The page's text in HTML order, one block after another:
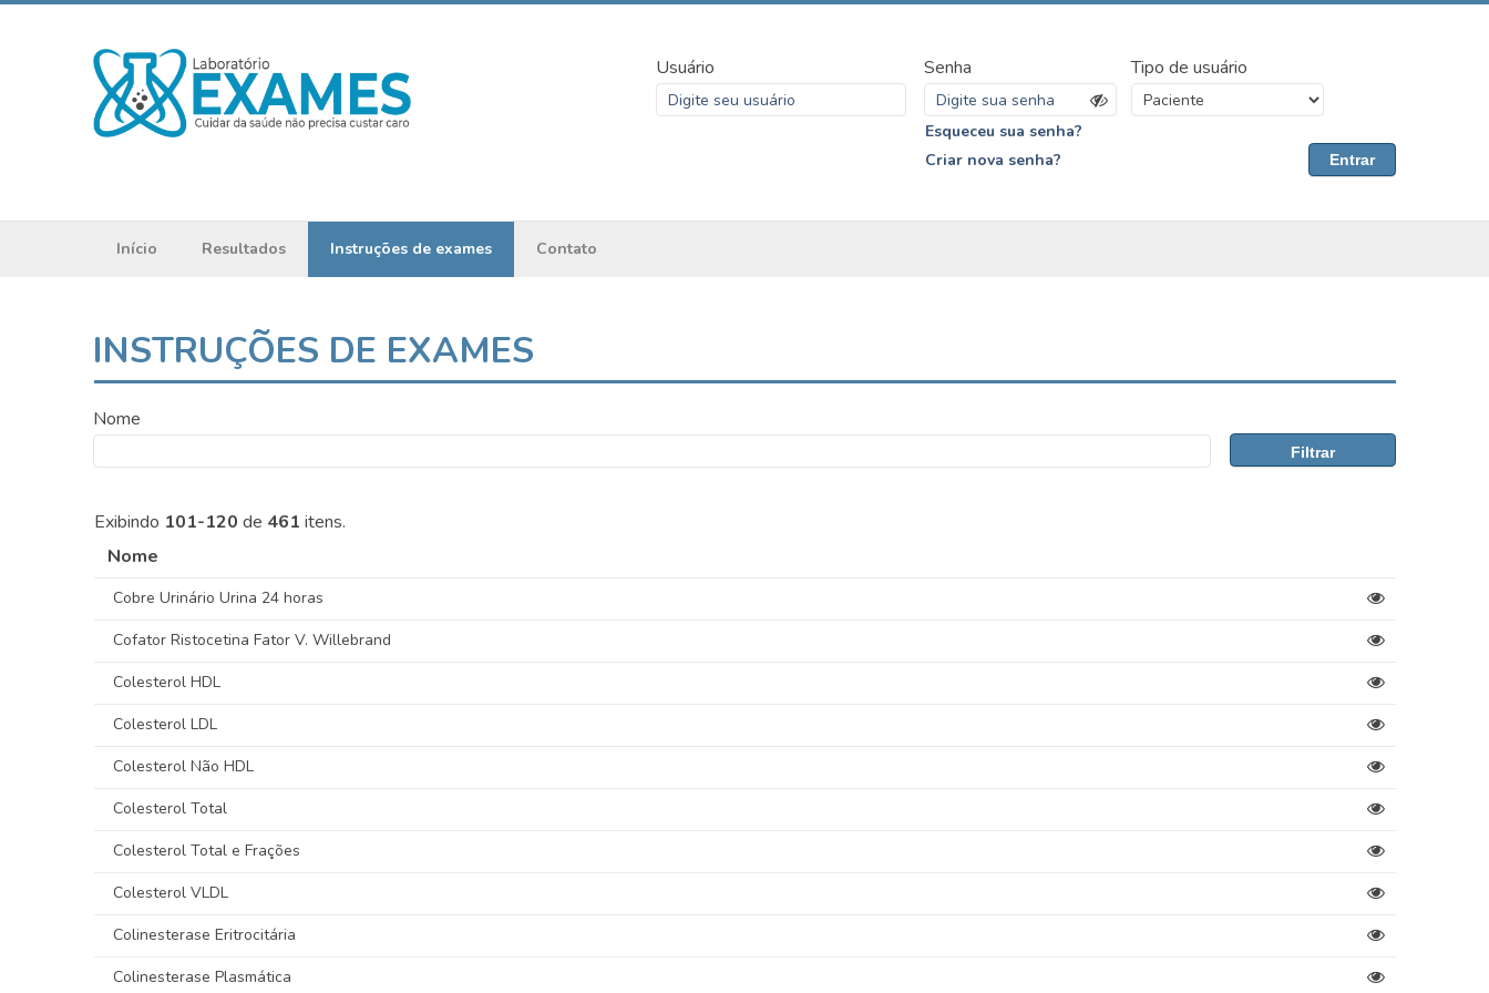
Usuário Senha
Esqueceu sua senha?
Criar nova senha?
Tipo de usuário
Entrar
Início Resultados Instruções de exames Contato
INSTRUÇÕES DE EXAMES
Nome
Filtrar
Exibindo 101-120 de 461 itens.
Nome
Cobre Urinário Urina 24 horas
Cofator Ristocetina Fator V. Willebrand
Colesterol HDL
Colesterol LDL
Colesterol Não HDL
Colesterol Total
Colesterol Total e Frações
Colesterol VLDL
Colinesterase Eritrocitária
Colinesterase Plasmática